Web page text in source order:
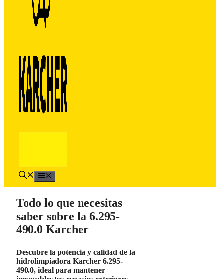
Todo lo que necesitas
saber sobre la 6.295-
490.0 Karcher
Descubre la potencia y calidad de la
hidrolimpiadora Karcher 6.295-
490.0, ideal para mantener